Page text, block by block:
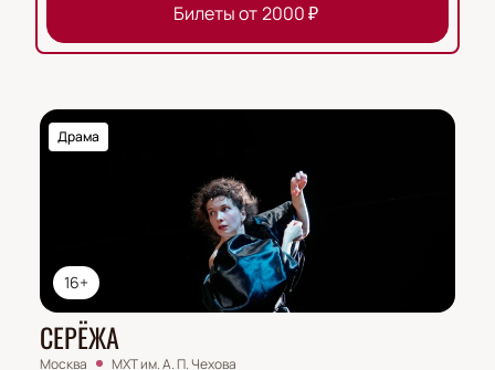
Билеты от 2000₽
16+
Драма
СЕРЁЖА
Москва МХТ им. А. П. Чехова